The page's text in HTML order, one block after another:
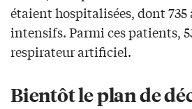
étaient hospitalisées, dont 735
intensifs. Parmi ces patients,
respirateur artificiel.
Bientôt le plan de